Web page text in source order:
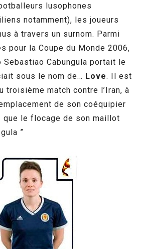
lusophones
notamment), les joueurs
à travers un surnom. Parmi
pour la Coupe du Monde 2006,
Sebastiao Cabungula portait le
sous le nom de… Love. Il est
troisième match contre l’Iran, à
de son coéquipier
que le flocage de son maillot
”